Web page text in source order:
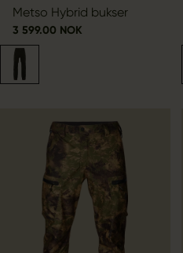
Metso Hybrid bukser
3 599.00 NOK